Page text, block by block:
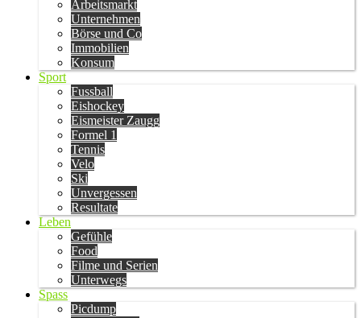
Arbeitsmarkt
Unternehmen
Börse und Co
Immobilien
Konsum
Sport
Fussball
Eishockey
Eismeister Zaugg
Formel 1
Tennis
Velo
Ski
Unvergessen
Resultate
Leben
Gefühle
Food
Filme und Serien
Unterwegs
Spass
Picdump